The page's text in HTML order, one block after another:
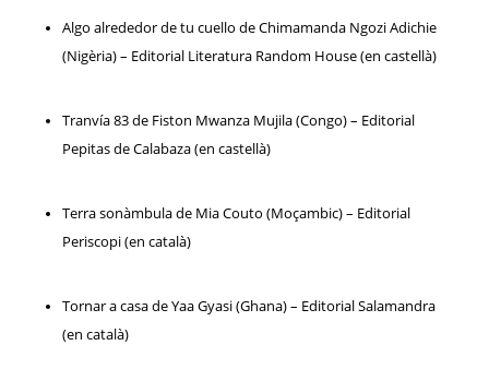
Algo alrededor de tu cuello de Chimamanda Ngozi Adichie
(Nigèria) – Editorial Literatura Random House (en castellà)
Tranvía 83 de Fiston Mwanza Mujila (Congo) – Editorial
Pepitas de Calabaza (en castellà)
Terra sonàmbula de Mia Couto (Moçambic) – Editorial
Periscopi (en català)
Tornar a casa de Yaa Gyasi (Ghana) – Editorial Salamandra
(en català)